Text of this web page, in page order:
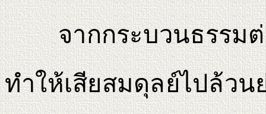
จากกระบวนธรรมต่า
ทำให้เสียสมดุลย์ไปล้ว